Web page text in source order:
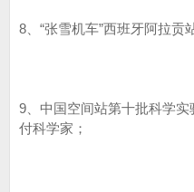
8、“张雪机车”西班牙阿拉贡
9、中国空间站第十批科学
付科学家；